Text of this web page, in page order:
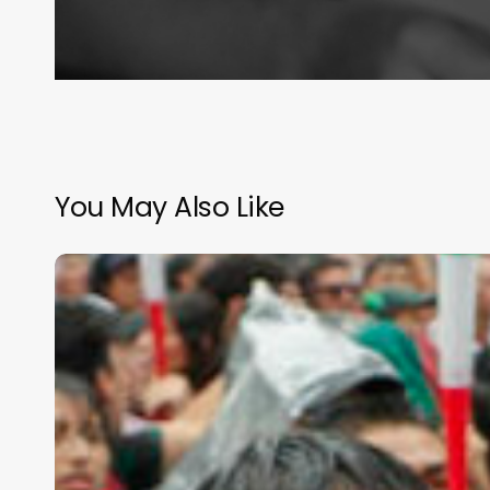
You May Also Like
¡Tres
de
tres!
México
firma
paso
perfecto
en